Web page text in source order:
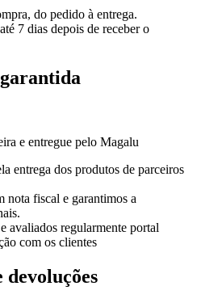
do pedido à entrega.
7 dias depois de receber o
e entregue pelo Magalu
entrega dos produtos de parceiros
nota fiscal e garantimos a
avaliados regularmente portal
com os clientes